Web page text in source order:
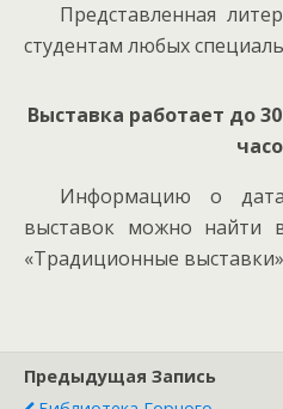
Представленная
студентам любых
Выставка работает до
Информацию о
выставок можно найти
«Традиционные
Предыдущая Запись